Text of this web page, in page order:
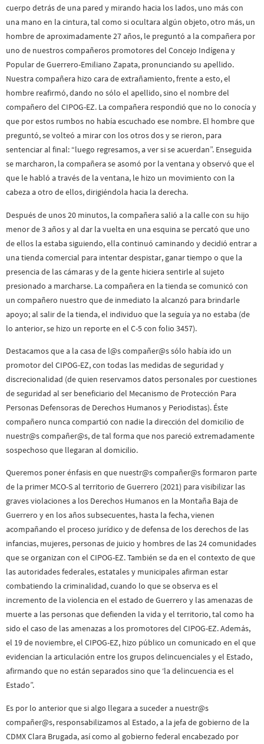
cuerpo detrás de una pared y mirando hacia los lados, uno más con
una mano en la cintura, tal como si ocultara algún objeto, otro más, un
hombre de aproximadamente 27 años, le preguntó a la compañera por
uno de nuestros compañeros promotores del Concejo Indígena y
Popular de Guerrero-Emiliano Zapata, pronunciando su apellido.
Nuestra compañera hizo cara de extrañamiento, frente a esto, el
hombre reafirmó, dando no sólo el apellido, sino el nombre del
compañero del CIPOG-EZ. La compañera respondió que no lo conocía y
que por estos rumbos no había escuchado ese nombre. El hombre que
preguntó, se volteó a mirar con los otros dos y se rieron, para
sentenciar al final: “luego regresamos, a ver si se acuerdan”. Enseguida
se marcharon, la compañera se asomó por la ventana y observó que el
que le habló a través de la ventana, le hizo un movimiento con la
cabeza a otro de ellos, dirigiéndola hacia la derecha.
Después de unos 20 minutos, la compañera salió a la calle con su hijo
menor de 3 años y al dar la vuelta en una esquina se percató que uno
de ellos la estaba siguiendo, ella continuó caminando y decidió entrar a
una tienda comercial para intentar despistar, ganar tiempo o que la
presencia de las cámaras y de la gente hiciera sentirle al sujeto
presionado a marcharse. La compañera en la tienda se comunicó con
un compañero nuestro que de inmediato la alcanzó para brindarle
apoyo; al salir de la tienda, el individuo que la seguía ya no estaba (de
lo anterior, se hizo un reporte en el C-5 con folio 3457).
Destacamos que a la casa de l@s compañer@s sólo había ido un
promotor del CIPOG-EZ, con todas las medidas de seguridad y
discrecionalidad (de quien reservamos datos personales por cuestiones
de seguridad al ser beneficiario del Mecanismo de Protección Para
Personas Defensoras de Derechos Humanos y Periodistas). Éste
compañero nunca compartió con nadie la dirección del domicilio de
nuestr@s compañer@s, de tal forma que nos pareció extremadamente
sospechoso que llegaran al domicilio.
Queremos poner énfasis en que nuestr@s compañer@s formaron parte
de la primer MCO-S al territorio de Guerrero (2021) para visibilizar las
graves violaciones a los Derechos Humanos en la Montaña Baja de
Guerrero y en los años subsecuentes, hasta la fecha, vienen
acompañando el proceso jurídico y de defensa de los derechos de las
infancias, mujeres, personas de juicio y hombres de las 24 comunidades
que se organizan con el CIPOG-EZ. También se da en el contexto de que
las autoridades federales, estatales y municipales afirman estar
combatiendo la criminalidad, cuando lo que se observa es el
incremento de la violencia en el estado de Guerrero y las amenazas de
muerte a las personas que defienden la vida y el territorio, tal como ha
sido el caso de las amenazas a los promotores del CIPOG-EZ. Además,
el 19 de noviembre, el CIPOG-EZ, hizo público un comunicado en el que
evidencian la articulación entre los grupos delincuenciales y el Estado,
afirmando que no están separados sino que ‘la delincuencia es el
Estado”.
Es por lo anterior que si algo llegara a suceder a nuestr@s
compañer@s, responsabilizamos al Estado, a la jefa de gobierno de la
CDMX Clara Brugada, así como al gobierno federal encabezado por